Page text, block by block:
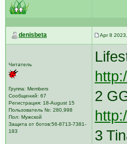
denisbeta Apr 8
Читатель
Группа: Members
Сообщений: 67
Регистрация: 18-August 15
Пользователь №: 280,998
Пол: Мужской
Защита от ботов:56-8713-7381-
183
2
3